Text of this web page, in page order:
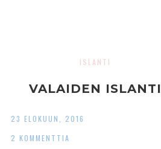
ISLANTI
VALAIDEN ISLANTI
23 ELOKUUN, 2016
2 KOMMENTTIA